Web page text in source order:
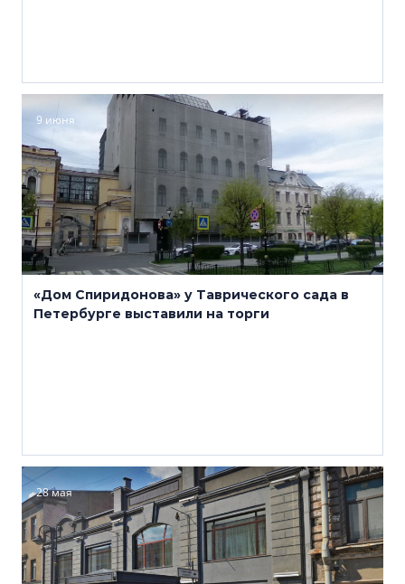
9 июня
«Дом Спиридонова» у Таврического сада в
Петербурге выставили на торги
28 мая